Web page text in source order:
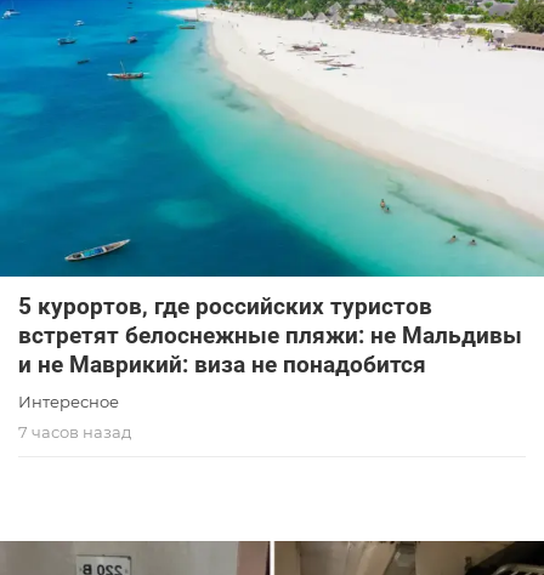
5 курортов, где российских туристов
встретят белоснежные пляжи: не Мальдивы
и не Маврикий: виза не понадобится
Интересное
7 часов назад